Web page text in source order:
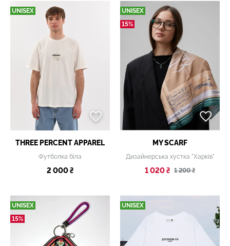
UNISEX
THREE PERCENT APPAREL
Футболка біла
2 000 ₴
UNISEX
15%
MY SCARF
Дизайнерська хустка "Харкiв"
1 020 ₴ 1 200 ₴
UNISEX
15%
UNISEX